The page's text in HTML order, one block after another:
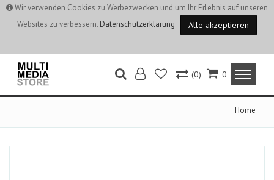
Wir verwenden Cookies zu Werbezwecken und um Ihr Erlebnis auf unseren
Websites zu verbessern. Datenschutzerklärung Alle akzeptieren
0
(0)
Home